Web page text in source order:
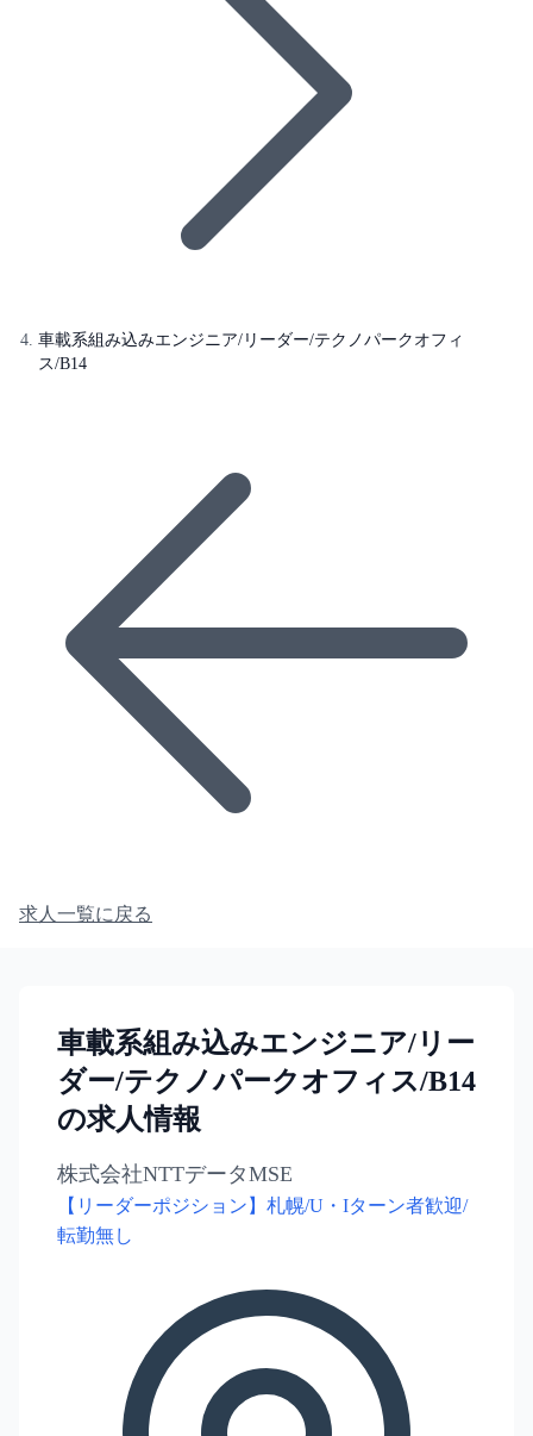
車載系組み込みエンジニア/リーダー/テクノパークオフィ
ス/B14
求人一覧に戻る
車載系組み込みエンジニア/リー
ダー/テクノパークオフィス/B14
の求人情報
株式会社NTTデータMSE
【リーダーポジション】札幌/U・Iターン者歓迎/
転勤無し